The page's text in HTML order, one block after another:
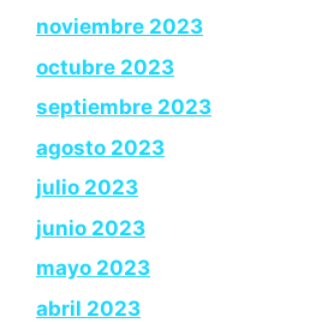
noviembre 2023
octubre 2023
septiembre 2023
agosto 2023
julio 2023
junio 2023
mayo 2023
abril 2023